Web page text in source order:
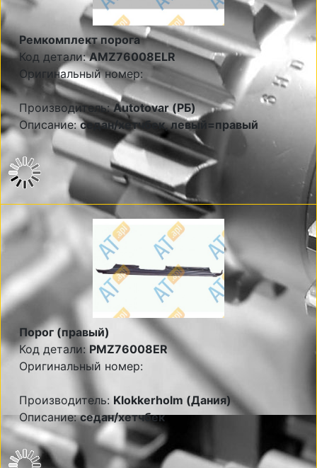
Ремкомплект порога
Код детали:AMZ76008ELR
Оригинальный номер:
Производитель:Autotovar (РБ)
Описание:седан/хетчбек, левый=правый
Порог (правый)
Код детали:PMZ76008ER
Оригинальный номер:
Производитель: Klokkerholm (Дания)
Описание:седан/хетчбек